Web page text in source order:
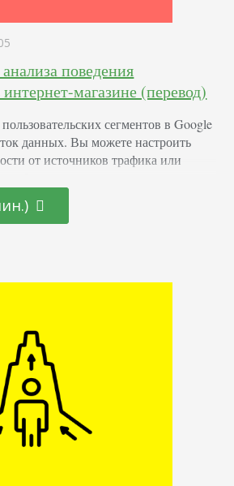
поведения
интернет-магазине (перевод)
сегментов в Google
данных. Вы можете настроить
от источников трафика или
разных сегментов; одинаково ли
брошенной корзиной; как ведут себя